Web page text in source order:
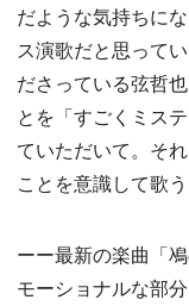
だような気持ちに
ス演歌だと思って
ださっている弦哲
とを「すごくミス
ていただいて。そ
ことを意識して歌
ーー最新の楽曲「
モーショナルな部